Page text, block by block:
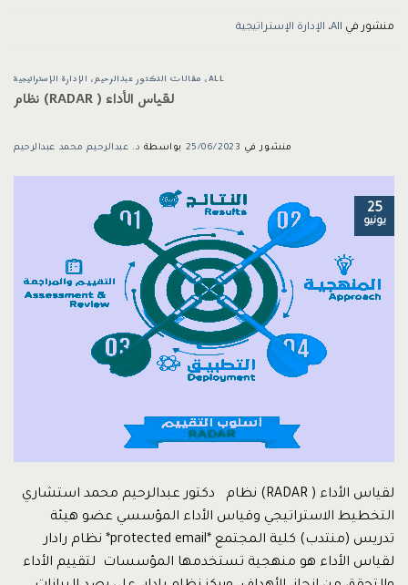
منشور في All، الإدارة الإستراتيجية
ALL، مقالات الدكتور عبدالرحيم، الإدارة الإستراتيجية
لقياس الأداء ( RADAR) نظام
منشور في 25/06/2023 بواسطة د. عبدالرحيم محمد عبدالرحيم
25
يونيو
لقياس الأداء ( RADAR) نظام دكتور عبدالرحيم محمد استشاري
التخطيط الاستراتيجي وقياس الأداء المؤسسي عضو هيئة
تدريس (منتدب) كلية المجتمع *protected email* نظام رادار
لقياس الأداء هو منهجية تستخدمها المؤسسات لتقييم الأداء